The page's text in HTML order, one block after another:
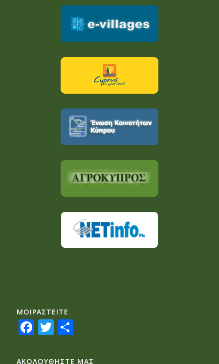
ΜΟΙΡΑΣTEITE
Facebook
Twitter
Share
ΑΚΟΛΟΥΘΗΣΤΕ ΜΑΣ